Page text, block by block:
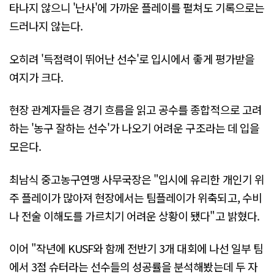
타나지 않으니 '난사'에 가까운 플레이를 펼쳐도 기록으로는
드러나지 않는다.
오히려 '득점력이 뛰어난 선수'로 입시에서 좋게 평가받을
여지가 크다.
현장 관계자들은 경기 흐름을 읽고 공수를 종합적으로 고려
하는 '농구 잘하는 선수'가 나오기 어려운 구조라는 데 입을
모은다.
최남식 중고농구연맹 사무국장은 "입시에 유리한 개인기 위
주 플레이가 많아져 현장에서는 팀플레이가 위축되고, 수비
나 전술 이해도를 가르치기 어려운 상황이 됐다"고 밝혔다.
이어 "작년에 KUSF와 함께 전반기 3개 대회에 나선 일부 팀
에서 3점 슈터라는 선수들의 성공률을 분석해봤는데 두 자